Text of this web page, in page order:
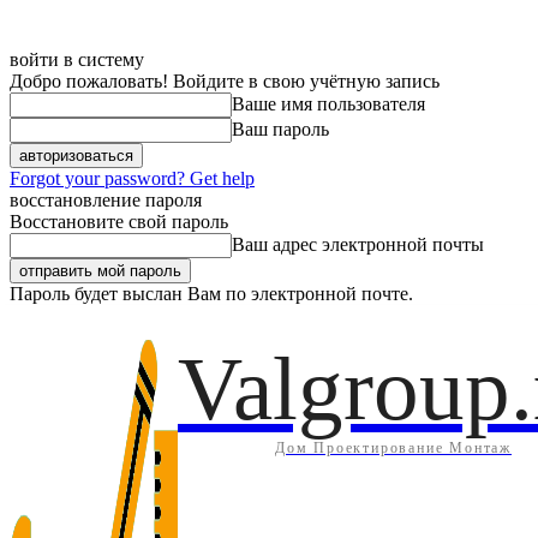
войти в систему
Добро пожаловать! Войдите в свою учётную запись
Ваше имя пользователя
Ваш пароль
Forgot your password? Get help
восстановление пароля
Восстановите свой пароль
Ваш адрес электронной почты
Пароль будет выслан Вам по электронной почте.
Дом Проектирование Монтаж